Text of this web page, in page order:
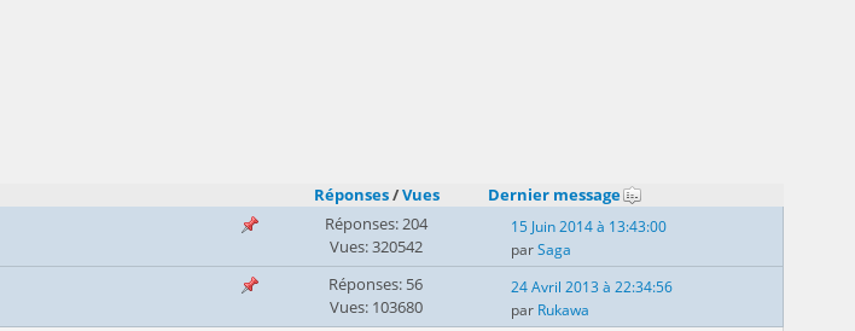
Réponses/Vues
Dernier message
Réponses: 204
Vues: 320542
15 Juin 2014 à 13:43:00
parSaga
Réponses: 56
Vues: 103680
24 Avril 2013 à 22:34:56
par Rukawa